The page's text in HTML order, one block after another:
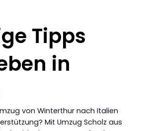
Tipps
in
von Winterthur nach Italien
Mit Umzug Scholz aus